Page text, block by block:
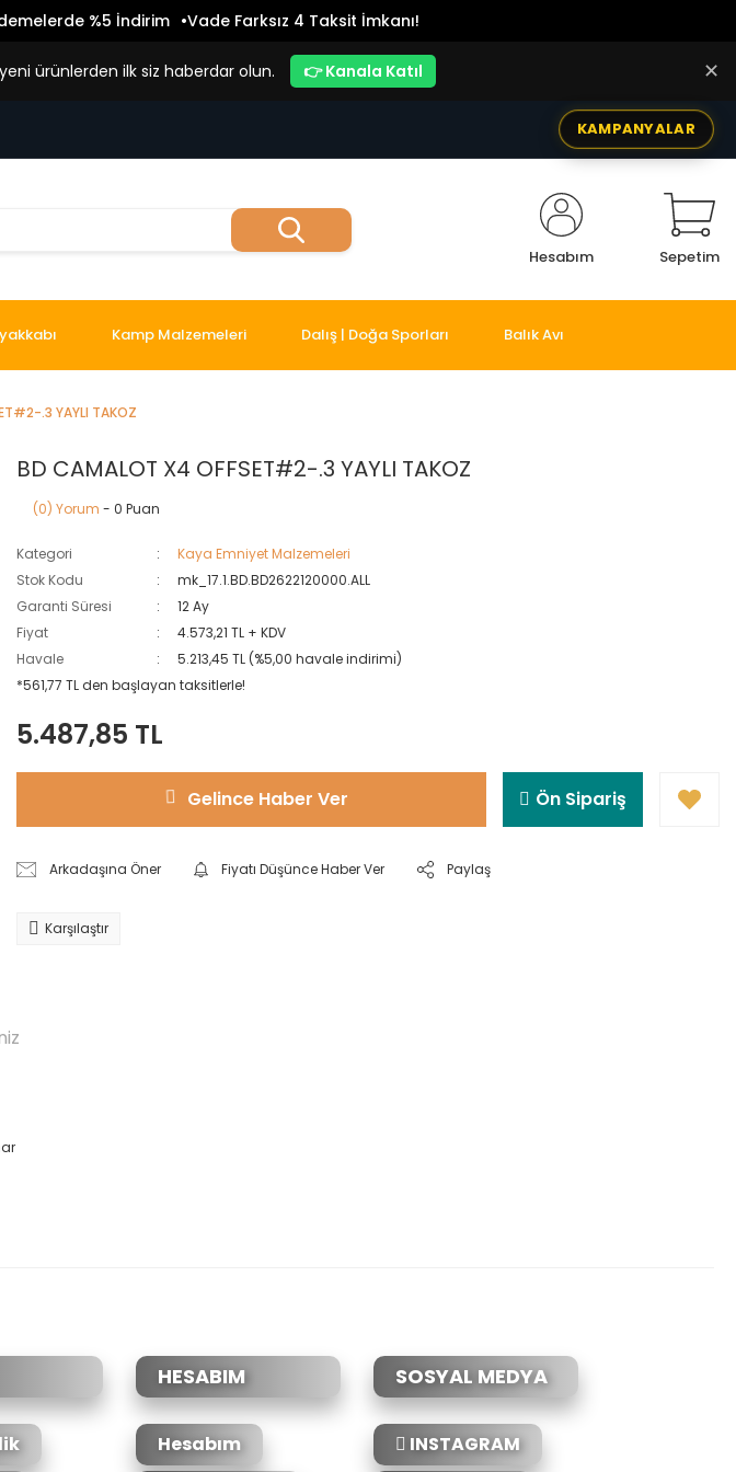
%5 İndirim Vade Farksız 4 Taksit İmkanı!
ürünlerden ilk siz haberdar olun. 👉 Kanala Katıl ✕
KAMPANYALAR
Hesabım Sepetim
Kamp Malzemeleri Dalış | Doğa Sporları Balık Avı
.3 YAYLI TAKOZ
BD CAMALOT X4 OFFSET#2-.3 YAYLI TAKOZ
(0) Yorum - 0 Puan
Kategori
Kaya Emniyet Malzemeleri
Stok Kodu
mk_17.1.BD.BD2622120000.ALL
Garanti Süresi
12 Ay
Fiyat
4.573,21 TL + KDV
Havale
5.213,45 TL (%5,00 havale indirimi)
*561,77 TL den başlayan taksitlerle!
5.487,85 TL
Gelince Haber Ver Ön Sipariş
Arkadaşına Öner Fiyatı Düşünce Haber Ver Paylaş
Karşılaştır
HESABIM
Hesabım
SOSYAL MEDYA
INSTAGRAM